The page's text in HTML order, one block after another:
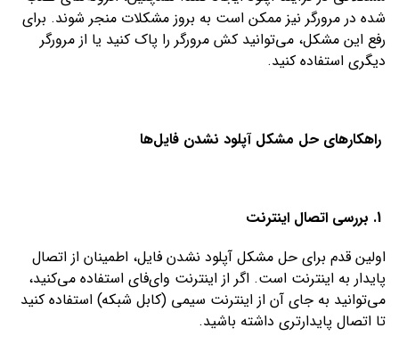
شده در مرورگر نیز ممکن است به بروز مشکلات منجر شوند. برای
رفع این مشکل، می‌توانید کش مرورگر را پاک کنید یا از مرورگر
دیگری استفاده کنید.
راهکارهای حل مشکل آپلود نشدن فایل‌ها
اولین قدم برای حل مشکل آپلود نشدن فایل، اطمینان از اتصال
پایدار به اینترنت است. اگر از اینترنت وای‌فای استفاده می‌کنید،
می‌توانید به جای آن از اینترنت سیمی (کابل شبکه) استفاده کنید
تا اتصال پایدارتری داشته باشید.